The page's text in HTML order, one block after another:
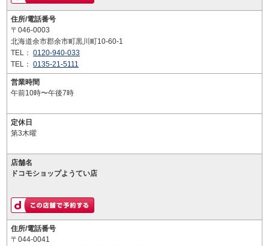
住所/電話番号
〒046-0003
北海道余市郡余市町黒川町10-60-1
TEL： 0120-940-033
TEL： 0135-21-5111
営業時間
午前10時〜午後7時
定休日
第3木曜
店舗名
ドコモショップようてい店
住所/電話番号
〒044-0041